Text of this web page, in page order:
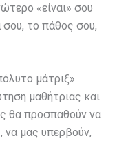
«είναι» σου
σου, το πάθος σου,
μάτριξ»
μαθήτριας και
θα προσπαθούν να
μας υπερβούν,